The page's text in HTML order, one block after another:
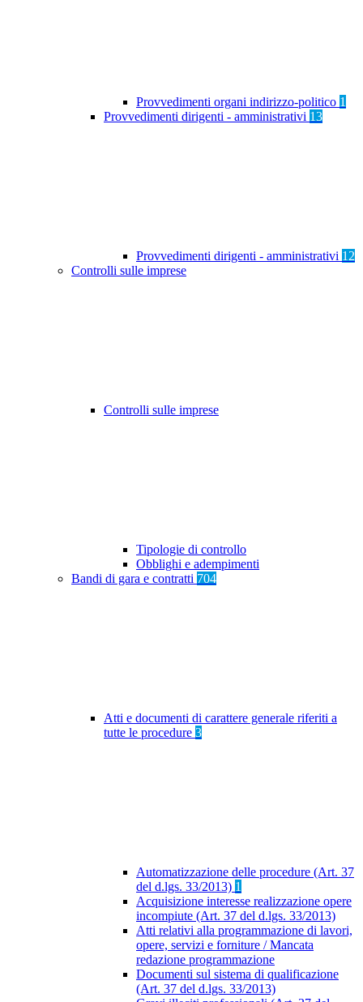
Provvedimenti organi indirizzo-politico 1
Provvedimenti dirigenti - amministrativi 13
Provvedimenti dirigenti - amministrativi 12
Controlli sulle imprese
Controlli sulle imprese
Tipologie di controllo
Obblighi e adempimenti
Bandi di gara e contratti 704
Atti e documenti di carattere generale riferiti a
tutte le procedure 3
Automatizzazione delle procedure (Art. 37
del d.lgs. 33/2013) 1
Acquisizione interesse realizzazione opere
incompiute (Art. 37 del d.lgs. 33/2013)
Atti relativi alla programmazione di lavori,
opere, servizi e forniture / Mancata
redazione programmazione
Documenti sul sistema di qualificazione
(Art. 37 del d.lgs. 33/2013)